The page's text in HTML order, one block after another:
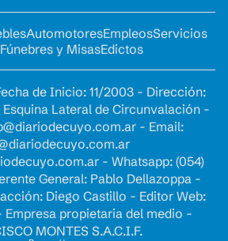
AutomotoresEmpleosServicios
y MisasEdictos
de Inicio: 11/2003 - Dirección:
Esquina Lateral de Circunvalación -
- Email:
- Whatsapp: (054)
General: Pablo Dellazoppa -
Diego Castillo - Editor Web:
propietaria del medio -
MONTES S.A.C.I.F.